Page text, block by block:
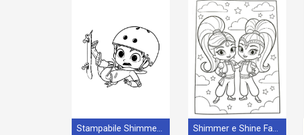
Stampabile Shimmer e Shine Omaggio Shimmer e Shine Facile